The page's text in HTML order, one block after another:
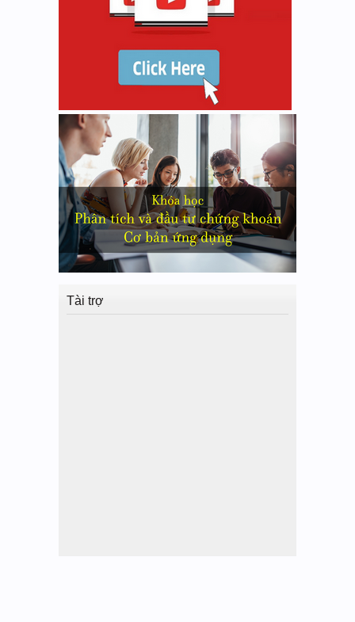
Tài trợ